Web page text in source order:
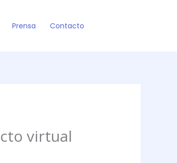
Prensa Contacto
virtual